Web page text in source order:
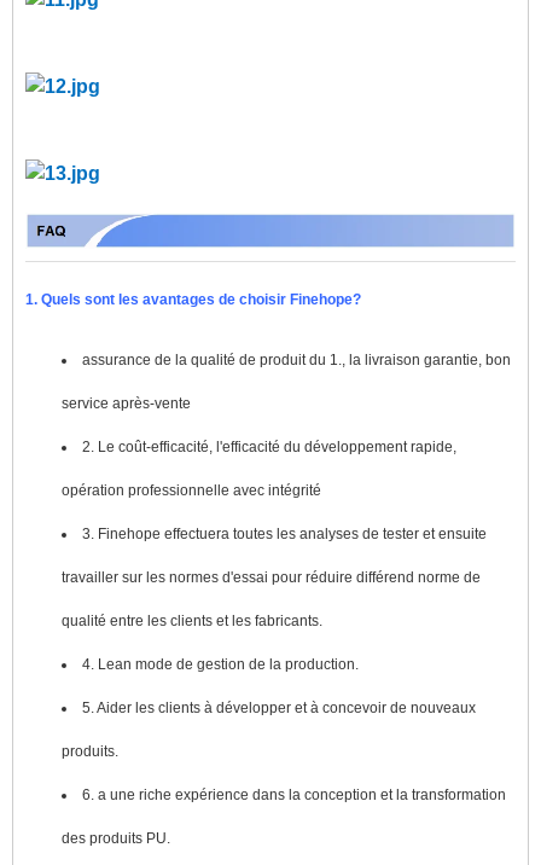
1. Quels sont les avantages de choisir Finehope?
assurance de la qualité de produit du 1., la livraison garantie, bon
service après-vente
2. Le coût-efficacité, l'efficacité du développement rapide,
opération professionnelle avec intégrité
3. Finehope effectuera toutes les analyses de tester et ensuite
travailler sur les normes d'essai pour réduire différend norme de
qualité entre les clients et les fabricants.
4. Lean mode de gestion de la production.
5. Aider les clients à développer et à concevoir de nouveaux
produits.
6. a une riche expérience dans la conception et la transformation
des produits PU.